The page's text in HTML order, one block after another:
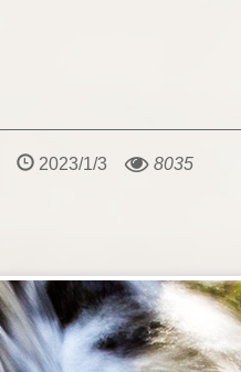
2023/1/3 8035